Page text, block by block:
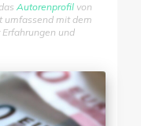
Autorenprofil von
umfassend mit dem
und